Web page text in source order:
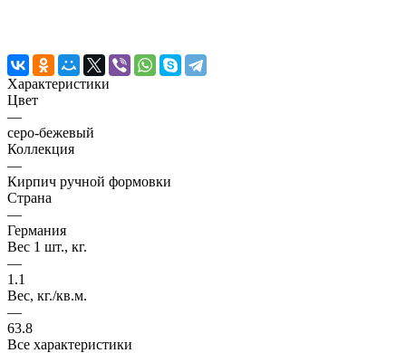
Характеристики
Цвет
—
серо-бежевый
Коллекция
—
Кирпич ручной формовки
Страна
—
Германия
Вес 1 шт., кг.
—
1.1
Вес, кг./кв.м.
—
63.8
Все характеристики